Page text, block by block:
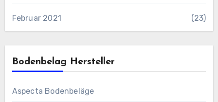
Februar 2021 (23)
Bodenbelag Hersteller
Aspecta Bodenbeläge